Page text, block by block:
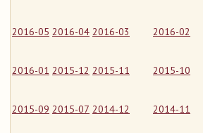
2016-05 2016-04 2016-03 2016-02
2016-01 2015-12 2015-11 2015-10
2015-09 2015-07 2014-12 2014-11